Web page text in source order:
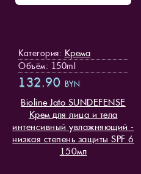
Категория: Крема
Объём: 150ml
132.90 BYN
Bioline Jato SUNDEFENSE
Крем для лица и тела
интенсивный увлажняющий -
низкая степень защиты SPF 6
150мл